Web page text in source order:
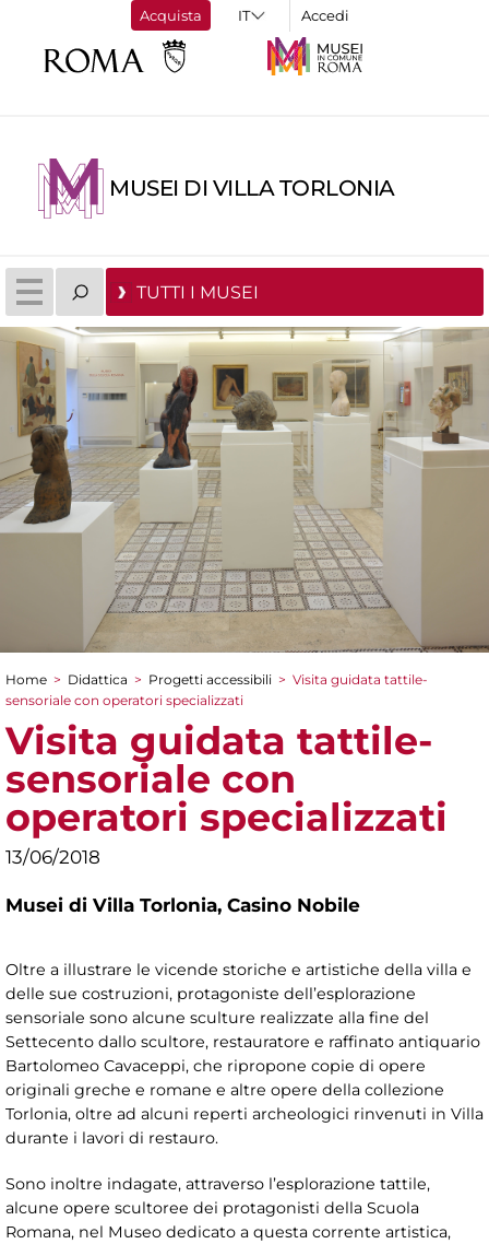
Acquista Accedi
MUSEI DI VILLA TORLONIA
TUTTI I MUSEI
Tu sei qui
Home > Didattica > Progetti accessibili > Visita guidata tattile-
sensoriale con operatori specializzati
Visita guidata tattile-
sensoriale con
operatori specializzati
13/06/2018
Musei di Villa Torlonia, Casino Nobile
Oltre a illustrare le vicende storiche e artistiche della villa e
delle sue costruzioni, protagoniste dell’esplorazione
sensoriale sono alcune sculture realizzate alla fine del
Settecento dallo scultore, restauratore e raffinato antiquario
Bartolomeo Cavaceppi, che ripropone copie di opere
originali greche e romane e altre opere della collezione
Torlonia, oltre ad alcuni reperti archeologici rinvenuti in Villa
durante i lavori di restauro.
Sono inoltre indagate, attraverso l’esplorazione tattile,
alcune opere scultoree dei protagonisti della Scuola
Romana, nel Museo dedicato a questa corrente artistica,